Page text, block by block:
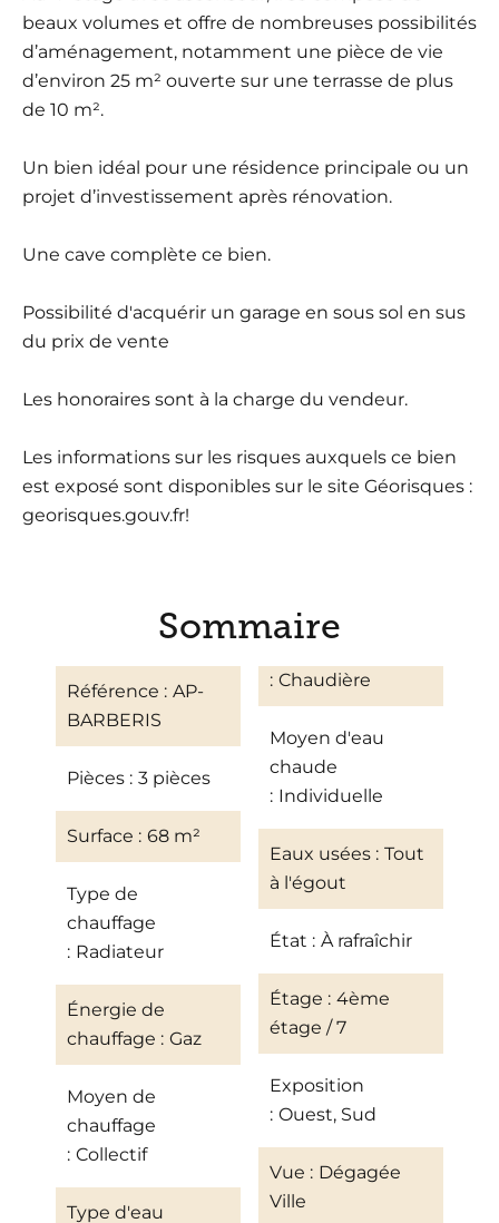
beaux volumes et offre de nombreuses possibilités
d’aménagement, notamment une pièce de vie
d’environ 25 m² ouverte sur une terrasse de plus
de 10 m².
Un bien idéal pour une résidence principale ou un
projet d’investissement après rénovation.
Une cave complète ce bien.
Possibilité d'acquérir un garage en sous sol en sus
du prix de vente
Les honoraires sont à la charge du vendeur.
Les informations sur les risques auxquels ce bien
est exposé sont disponibles sur le site Géorisques :
georisques.gouv.fr!
Sommaire
Référence
AP-
BARBERIS
Pièces 3 pièces
Surface 68 m²
Type de
chauffage
Radiateur
Énergie de
chauffage
Gaz
Moyen de
chauffage
Collectif
Type d'eau
Chaudière
Moyen d'eau
chaude
Individuelle
Eaux usées
Tout
à l'égout
État À rafraîchir
Étage
4ème
étage / 7
Exposition
Ouest, Sud
Vue
Dégagée
Ville